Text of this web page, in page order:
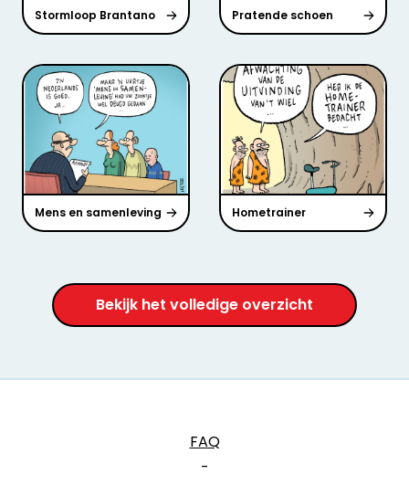
Stormloop Brantano Pratende schoen
Mens en samenleving Hometrainer
Bekijk het volledige overzicht
FAQ
-